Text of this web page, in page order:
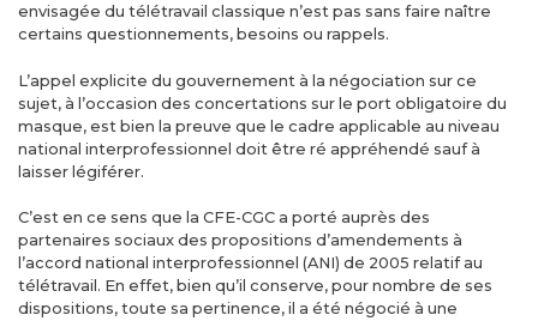
envisagée du télétravail classique n’est pas sans faire naître
certains questionnements, besoins ou rappels.
L’appel explicite du gouvernement à la négociation sur ce
sujet, à l’occasion des concertations sur le port obligatoire du
masque, est bien la preuve que le cadre applicable au niveau
national interprofessionnel doit être ré appréhendé sauf à
laisser légiférer.
C’est en ce sens que la CFE-CGC a porté auprès des
partenaires sociaux des propositions d’amendements à
l’accord national interprofessionnel (ANI) de 2005 relatif au
télétravail. En effet, bien qu’il conserve, pour nombre de ses
dispositions, toute sa pertinence, il a été négocié à une